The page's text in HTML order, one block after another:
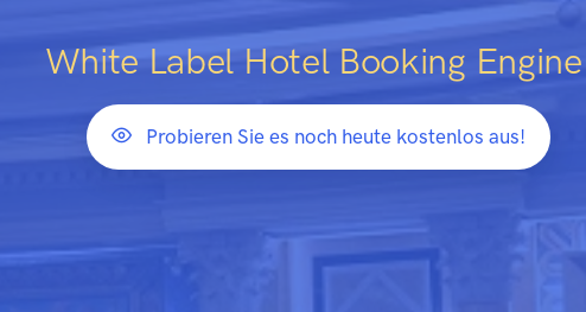
White Label Hotel Bo|
Probieren Sie es noch heute kostenlos aus!